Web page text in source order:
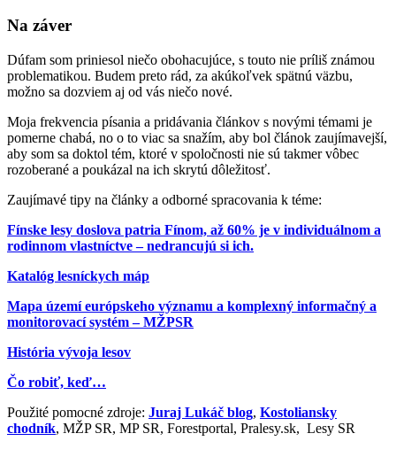
Na záver
Dúfam som priniesol niečo obohacujúce, s touto nie príliš známou
problematikou. Budem preto rád, za akúkoľvek spätnú väzbu,
možno sa dozviem aj od vás niečo nové.
Moja frekvencia písania a pridávania článkov s novými témami je
pomerne chabá, no o to viac sa snažím, aby bol článok zaujímavejší,
aby som sa doktol tém, ktoré v spoločnosti nie sú takmer vôbec
rozoberané a poukázal na ich skrytú dôležitosť.
Zaujímavé tipy na články a odborné spracovania k téme:
Fínske lesy doslova patria Fínom, až 60% je v individuálnom a
rodinnom vlastníctve – nedrancujú si ich.
Katalóg lesníckych máp
Mapa území európskeho významu a komplexný informačný a
monitorovací systém – MŽPSR
História vývoja lesov
Čo robiť, keď…
Použité pomocné zdroje: Juraj Lukáč blog, Kostoliansky
chodník, MŽP SR, MP SR, Forestportal, Pralesy.sk, Lesy SR